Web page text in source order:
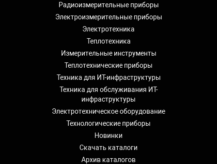
Радиоизмерительные приборы
Электроизмерительные приборы
Электротехника
Теплотехника
Измерительные инструменты
Теплотехнические приборы
Техника для ИТ-инфраструктуры
Техника для обслуживания ИТ-
инфраструктуры
Электротехническое оборудование
Технологические приборы
Новинки
Скачать каталоги
Архив каталогов